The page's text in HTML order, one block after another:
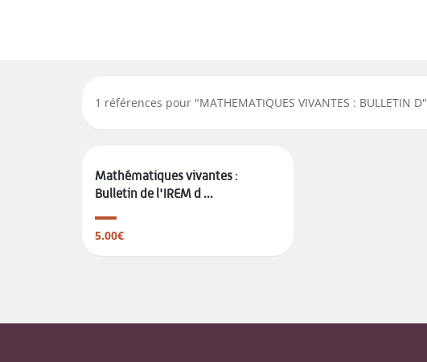
1 références pour "MATHEMATIQUES VIVANTES : BULLETIN D"
Mathématiques vivantes :
Bulletin de l'IREM d ...
5.00€